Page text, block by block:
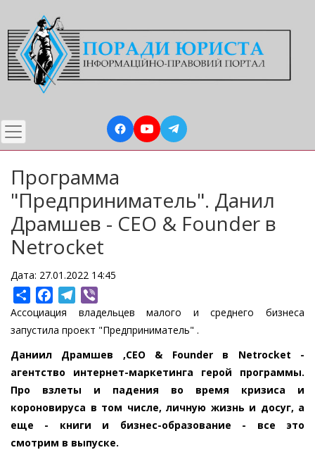
до
основного
вмісту
Программа
"Предприниматель". Данил
Драмшев - CEO & Founder в
Netrocket
Дата: 27.01.2022 14:45
ShareFacebookTelegram
Ассоциация владельцев малого и среднего бизнеса
запустила проект "Предприниматель" .
Даниил Драмшев ,CEO & Founder в Netrocket -
агентство интернет-маркетинга герой программы.
Про взлеты и падения во время кризиса и
короновируса в том числе, личную жизнь и досуг, а
еще - книги и бизнес-образование - все это
смотрим в выпуске.